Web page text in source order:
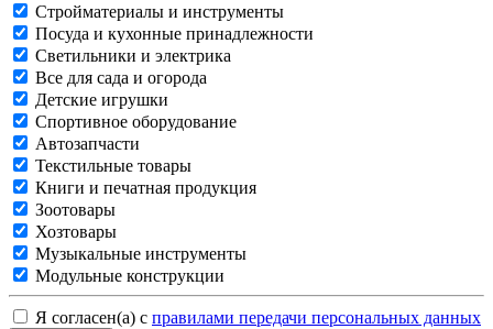
Стройматериалы и инструменты
Посуда и кухонные принадлежности
Светильники и электрика
Все для сада и огорода
Детские игрушки
Спортивное оборудование
Автозапчасти
Текстильные товары
Книги и печатная продукция
Зоотовары
Хозтовары
Музыкальные инструменты
Модульные конструкции
Я согласен(а) с правилами передачи персональных данных